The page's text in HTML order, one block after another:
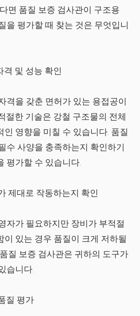
면 품질 보증 검사관이 구조용
을 평가할 때 찾는 것은 무엇입니
격 및 성능 확인
격을 갖춘 면허가 있는 용접공이
절한 기술은 강철 구조물의 전체
인 영향을 미칠 수 있습니다. 품질
수 사양을 충족하는지 확인하기
평가할 수 있습니다.
제대로 작동하는지 확인
자가 필요하지만 장비가 부적절
이 있는 경우 품질이 크게 저하될
질 보증 검사관은 귀하의 도구가
습니다.
질 평가